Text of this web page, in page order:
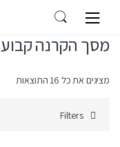
navigation
content
עמוד הבית מסכי הקרנה
מסך הקרנה קבוע
מציגים את כל ⁦16⁩ התוצאות
Filters